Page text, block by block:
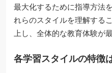
最大化するために指導方法
れらのスタイルを理解する
上し、全体的な教育体験が
各学習スタイルの特徴